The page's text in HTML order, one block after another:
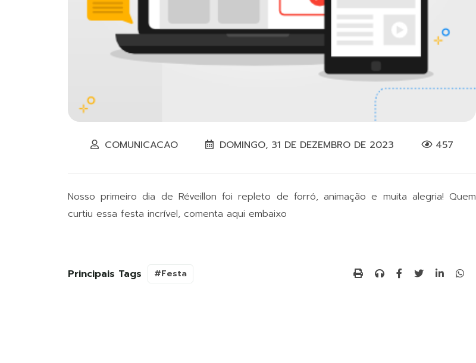
COMUNICACAO DOMINGO, 31 DE DEZEMBRO DE 2023 457
Nosso primeiro dia de Réveillon foi repleto de forró, animação e muita alegria! Quem
curtiu essa festa incrível, comenta aqui embaixo
Principais Tags #Festa